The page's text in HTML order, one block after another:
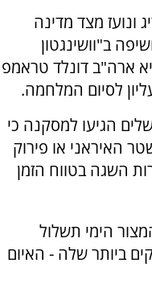
מצד מדינה
ב"וושינגטון
ארה"ב דונלד טראמפ
לסיום המלחמה.
הגיעו למסקנה כי
האיראני או פירוק
השגה בטווח הזמן
הימי תשלול
ביותר שלה - האיום